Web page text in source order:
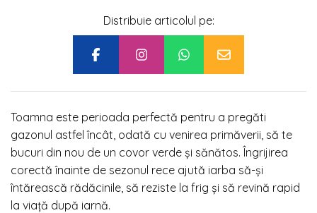
Distribuie articolul pe:
Toamna este perioada perfectă pentru a pregăti
gazonul astfel încât, odată cu venirea primăverii, să te
bucuri din nou de un covor verde și sănătos. Îngrijirea
corectă înainte de sezonul rece ajută iarba să-și
întărească rădăcinile, să reziste la frig și să revină rapid
la viață după iarnă.